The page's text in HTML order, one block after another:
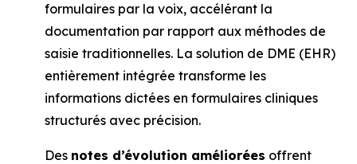
formulaires par la voix, accélérant la
documentation par rapport aux méthodes de
saisie traditionnelles. La solution de DME (EHR)
entièrement intégrée transforme les
informations dictées en formulaires cliniques
structurés avec précision.
Des notes d’évolution améliorées offrent